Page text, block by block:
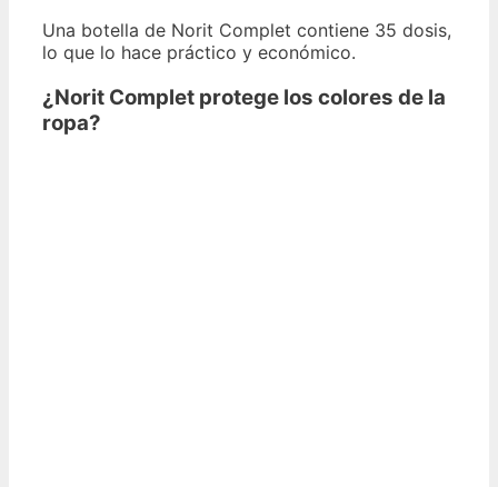
Una botella de Norit Complet contiene 35 dosis,
lo que lo hace práctico y económico.
¿Norit Complet protege los colores de la
ropa?